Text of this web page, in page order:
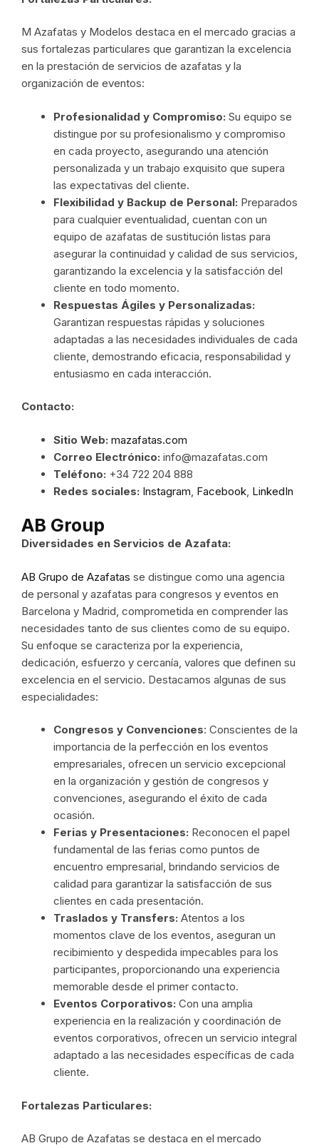
M Azafatas y Modelos destaca en el mercado gracias a
sus fortalezas particulares que garantizan la excelencia
en la prestación de servicios de azafatas y la
organización de eventos:
Profesionalidad y Compromiso: Su equipo se
distingue por su profesionalismo y compromiso
en cada proyecto, asegurando una atención
personalizada y un trabajo exquisito que supera
las expectativas del cliente.
Flexibilidad y Backup de Personal: Preparados
para cualquier eventualidad, cuentan con un
equipo de azafatas de sustitución listas para
asegurar la continuidad y calidad de sus servicios,
garantizando la excelencia y la satisfacción del
cliente en todo momento.
Respuestas Ágiles y Personalizadas:
Garantizan respuestas rápidas y soluciones
adaptadas a las necesidades individuales de cada
cliente, demostrando eficacia, responsabilidad y
entusiasmo en cada interacción.
Contacto:
Sitio Web: mazafatas.com
Correo Electrónico: info@mazafatas.com
Teléfono: +34 722 204 888
Redes sociales: Instagram Facebook LinkedIn
AB Group
Diversidades en Servicios de Azafata:
AB Grupo de Azafatas se distingue como una agencia
de personal y azafatas para congresos y eventos en
Barcelona y Madrid, comprometida en comprender las
necesidades tanto de sus clientes como de su equipo.
Su enfoque se caracteriza por la experiencia,
dedicación, esfuerzo y cercanía, valores que definen su
excelencia en el servicio. Destacamos algunas de sus
especialidades:
Congresos y Convenciones: Conscientes de la
importancia de la perfección en los eventos
empresariales, ofrecen un servicio excepcional
en la organización y gestión de congresos y
convenciones, asegurando el éxito de cada
ocasión.
Ferias y Presentaciones: Reconocen el papel
fundamental de las ferias como puntos de
encuentro empresarial, brindando servicios de
calidad para garantizar la satisfacción de sus
clientes en cada presentación.
Traslados y Transfers: Atentos a los
momentos clave de los eventos, aseguran un
recibimiento y despedida impecables para los
participantes, proporcionando una experiencia
memorable desde el primer contacto.
Eventos Corporativos: Con una amplia
experiencia en la realización y coordinación de
eventos corporativos, ofrecen un servicio integral
adaptado a las necesidades específicas de cada
cliente.
Fortalezas Particulares:
AB Grupo de Azafatas se destaca en el mercado